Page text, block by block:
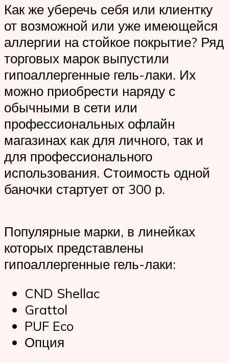
Как же уберечь себя или клиентку
от возможной или уже имеющейся
аллергии на стойкое покрытие? Ряд
торговых марок выпустили
гипоаллергенные гель-лаки. Их
можно приобрести наряду с
обычными в сети или
профессиональных офлайн
магазинах как для личного, так и
для профессионального
использования. Стоимость одной
баночки стартует от 300 р.
Популярные марки, в линейках
которых представлены
гипоаллергенные гель-лаки:
CND Shellac
Grattol
PUF Eco
Опция